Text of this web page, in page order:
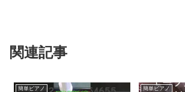
関連記事
簡単ピアノ 簡単ピアノ